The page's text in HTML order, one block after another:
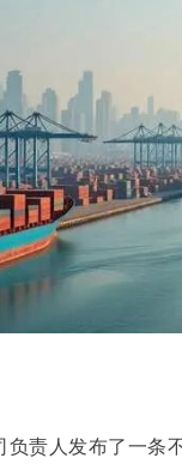
责人发布了一条